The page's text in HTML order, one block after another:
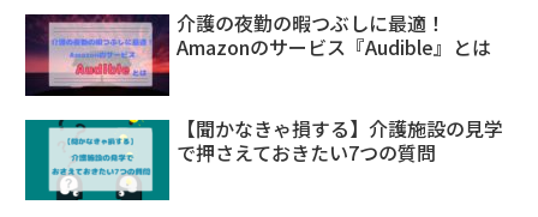
介護の夜勤の暇つぶしに最適！
Amazonのサービス『Audible』とは
【聞かなきゃ損する】介護施設の見学
で押さえておきたい7つの質問